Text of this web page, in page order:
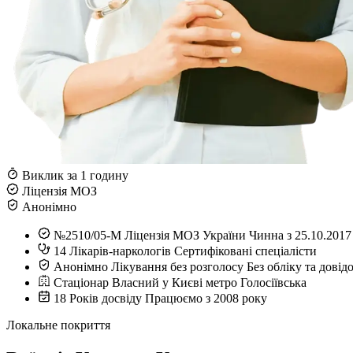
Виклик за 1 годину
Ліцензія МОЗ
Анонімно
№2510/05-М Ліцензія МОЗ України Чинна з 25.10.2017
14 Лікарів-наркологів Сертифіковані спеціалісти
Анонімно Лікування без розголосу Без обліку та
Стаціонар Власний у Києві метро Голосіївська
18 Років досвіду Працюємо з 2008 року
Локальне покриття